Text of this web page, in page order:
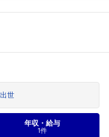
出世
年収・給与
1件